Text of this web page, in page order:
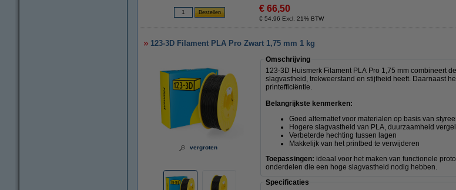
€ 66,50
€ 54,96 Excl. 21% BTW
123-3D Filament PLA Pro Zwart 1,75 mm 1 kg
vergroten
Omschrijving
123-3D Huismerk Filament PLA Pro 1,75 mm combineert
slagvastheid, trekweerstand en stijfheid heeft. Daarnaast
printefficiëntie.
Belangrijkste kenmerken:
Goed alternatief voor materialen op basis van
Hogere slagvastheid van PLA, duurzaamheid
Verbeterde hechting tussen lagen
Makkelijk van het printbed te verwijderen
Toepassingen: ideaal voor het maken van functionele
onderdelen die een hoge slagvastheid nodig hebben.
Specificaties